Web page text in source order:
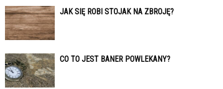
JAK SIĘ ROBI STOJAK NA ZBROJĘ?
CO TO JEST BANER POWLEKANY?